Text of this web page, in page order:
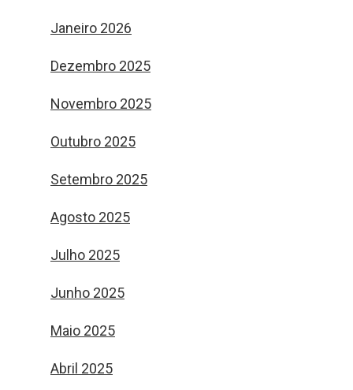
Janeiro 2026
Dezembro 2025
Novembro 2025
Outubro 2025
Setembro 2025
Agosto 2025
Julho 2025
Junho 2025
Maio 2025
Abril 2025